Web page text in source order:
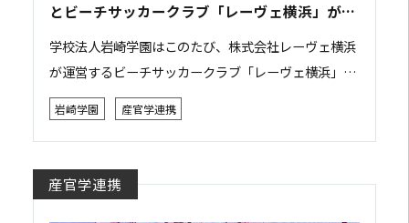
とビーチサッカークラブ「レーヴェ横浜」が包
括連携協定を締結
学校法人岩崎学園はこのたび、株式会社レーヴェ横浜
が運営するビーチサッカークラブ「レーヴェ横浜」と
包括連携協定を締結しました。 本協定は、双方がそれ
ぞれの強みや資源を活かしながら相互に連携・協力...
岩崎学園 産官学連携
産官学連携